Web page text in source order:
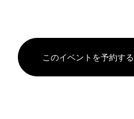
このイベントを予約する